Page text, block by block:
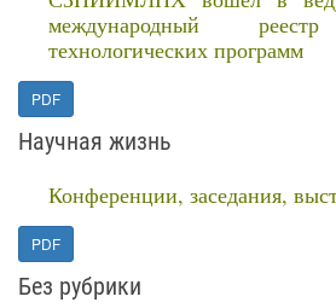
международный
технологических программ
PDF
Научная жизнь
Конференции, заседания,
PDF
Без рубрики